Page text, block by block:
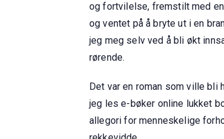
og fortvilelse, fremstilt med
og ventet på å bryte ut i en
jeg meg selv ved å bli økt
rørende.
Det var en roman som ville
jeg les e-bøker online lukket
allegori for menneskelige